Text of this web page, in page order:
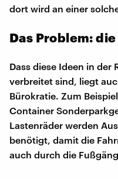
dort wird an einer
Das Problem:
Dass diese Ideen in der
verbreitet sind, liegt
Bürokratie. Zum
Container
Lastenräder werden
benötigt, damit die
auch durch die